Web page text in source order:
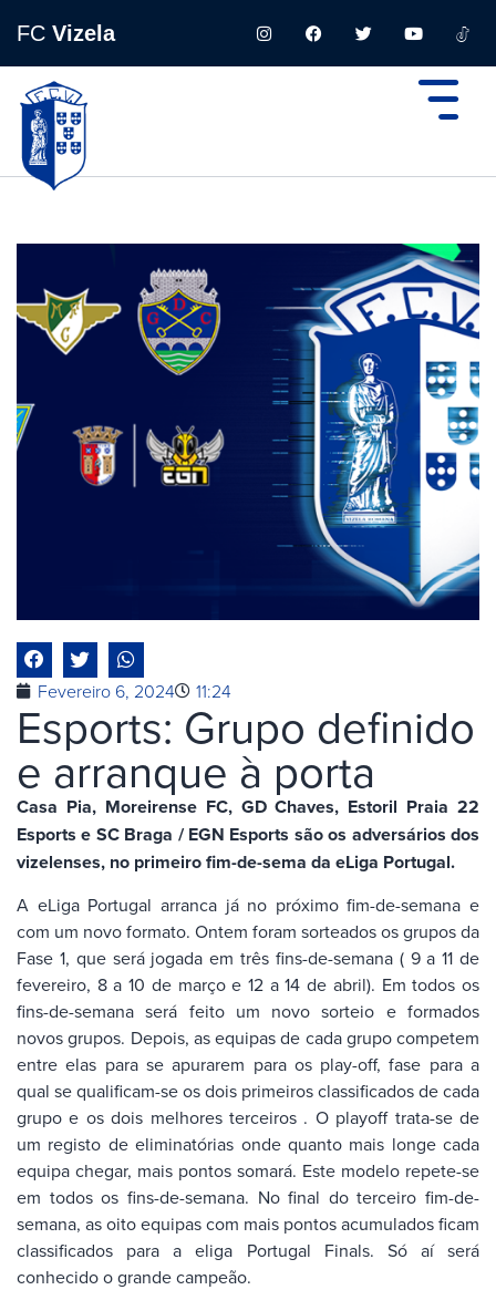
FC Vizela
Fevereiro 6, 2024 11:24
Esports: Grupo definido
e arranque à porta
Casa Pia, Moreirense FC, GD Chaves, Estoril Praia 22
Esports e SC Braga / EGN Esports são os adversários dos
vizelenses, no primeiro fim-de-sema da eLiga Portugal.
A eLiga Portugal arranca já no próximo fim-de-semana e
com um novo formato. Ontem foram sorteados os grupos da
Fase 1, que será jogada em três fins-de-semana ( 9 a 11 de
fevereiro, 8 a 10 de março e 12 a 14 de abril). Em todos os
fins-de-semana será feito um novo sorteio e formados
novos grupos. Depois, as equipas de cada grupo competem
entre elas para se apurarem para os play-off, fase para a
qual se qualificam-se os dois primeiros classificados de cada
grupo e os dois melhores terceiros . O playoff trata-se de
um registo de eliminatórias onde quanto mais longe cada
equipa chegar, mais pontos somará. Este modelo repete-se
em todos os fins-de-semana. No final do terceiro fim-de-
semana, as oito equipas com mais pontos acumulados ficam
classificados para a eliga Portugal Finals. Só aí será
conhecido o grande campeão.